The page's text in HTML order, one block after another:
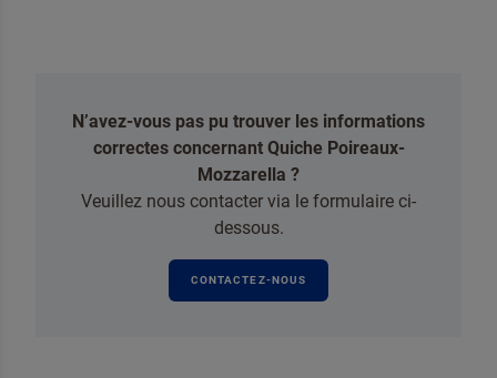
N’avez-vous pas pu trouver les informations
correctes concernant Quiche Poireaux-
Mozzarella ?
Veuillez nous contacter via le formulaire ci-
dessous.
CONTACTEZ-NOUS